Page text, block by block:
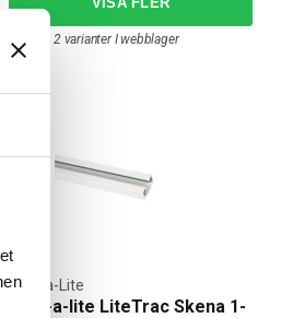
2 av 2 varianter I webblager
Hide-a-lite LiteTrac Skena 1-
Hide-a-Lite